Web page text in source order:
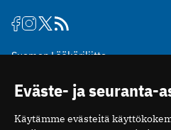
Suomen Lääkäriliitto
00510 Helsinki
puh. (09) 393 091
toimitus@potilaanlaakarilehti.fi
Eväste- ja seuranta-
Käytämme evästeitä